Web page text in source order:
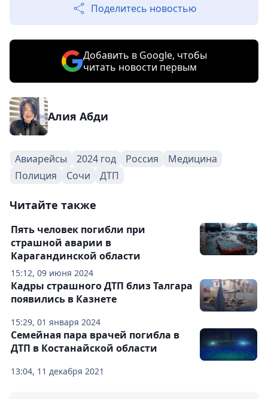
Поделитесь новостью
Добавить в Google, чтобы
читать новости первым
Алия Абди
Авиарейсы 2024 год Россия
Медицина
Полиция
Сочи ДТП
Читайте также
15:12, 09 июня 2024
Пять человек погибли при
страшной аварии в
Карагандинской области
15:29, 01 января 2024
Кадры страшного ДТП близ Талгара
появились в Казнете
13:04, 11 декабря 2021
Семейная пара врачей погибла в
ДТП в Костанайской области